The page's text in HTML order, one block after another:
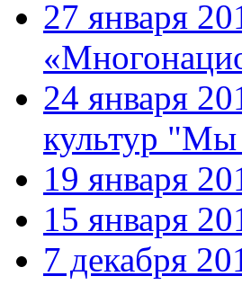
27 января
24 января
культур "Мы
19 января
15 января
7 декабря